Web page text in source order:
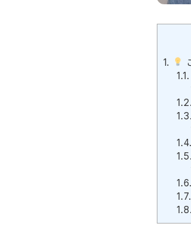
1.
1.1.
1.2.
1.3.
1.4.
1.5.
1.6.
1.7.
1.8.